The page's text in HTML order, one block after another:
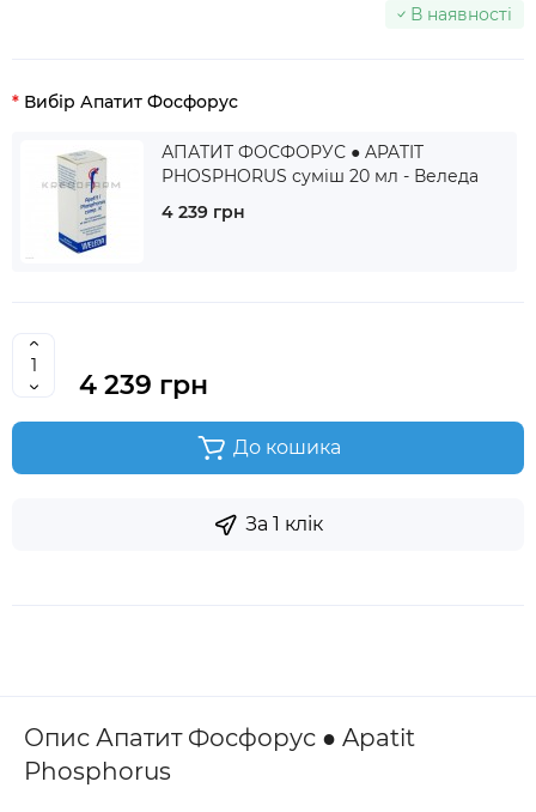
В наявності
Вибір Апатит Фосфорус
АПАТИТ ФОСФОРУС ● APATIT
PHOSPHORUS суміш 20 мл - Веледа
4 239 грн
4 239 грн
До кошика
За 1 клік
Опис Апатит Фосфорус ● Apatit
Phosphorus